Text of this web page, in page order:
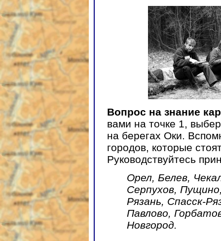
Вопрос на знание
вами на точке 1,
на берегах Оки.
городов, которые
Руководствуйтесь
Орел, Белев,
Серпухов,
Рязань, Спасск-
Павлово,
Новгород.